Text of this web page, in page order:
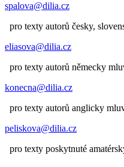
spalova@dilia.cz
pro texty autorů česky,
eliasova@dilia.cz
pro texty autorů německy
konecna@dilia.cz
pro texty autorů anglicky
peliskova@dilia.cz
pro texty poskytnuté